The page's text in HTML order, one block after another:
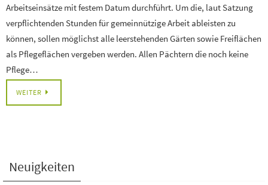
Arbeitseinsätze mit festem Datum durchführt. Um die, laut Satzung
verpflichtenden Stunden für gemeinnützige Arbeit ableisten zu
können, sollen möglichst alle leerstehenden Gärten sowie Freiflächen
als Pflegeflächen vergeben werden. Allen Pächtern die noch keine
Pflege…
WEITER
Neuigkeiten